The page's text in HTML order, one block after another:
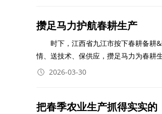
攒足马力护航春耕生产
时下，江西省九江市按下春耕备耕
情、送技术、保供应，攒足马力为春
2026-03-30
把春季农业生产抓得实实的